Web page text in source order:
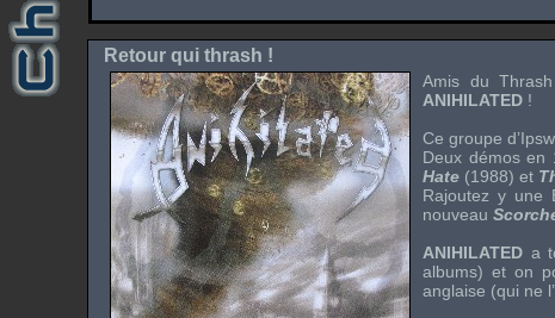
Retour qui thrash !
Amis du
ANIHILATED !
Ce groupe d’
Deux démosen
Hate (1988) et
Rajoutez y une
nouveau
ANIHILATED a
albums) et on
anglaise (qui ne